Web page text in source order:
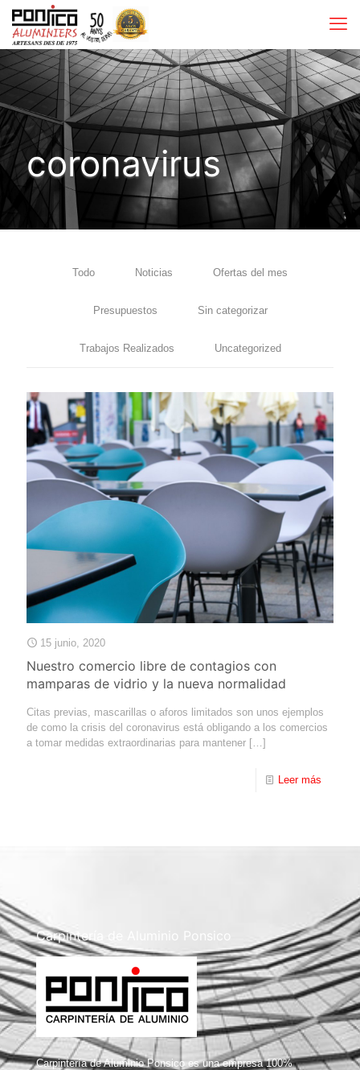
coronavirus
Todo Noticias Ofertas del mes
Presupuestos Sin categorizar
Trabajos Realizados Uncategorized
15 junio, 2020
Nuestro comercio libre de contagios con
mamparas de vidrio y la nueva normalidad
Citas previas, mascarillas o aforos limitados son unos ejemplos
de como la crisis del coronavirus está obligando a los comercios
a tomar medidas extraordinarias para mantener […]
Leer más
Carpintería de Aluminio Ponsico
Carpintería de Aluminio Ponsico es una empresa 100%